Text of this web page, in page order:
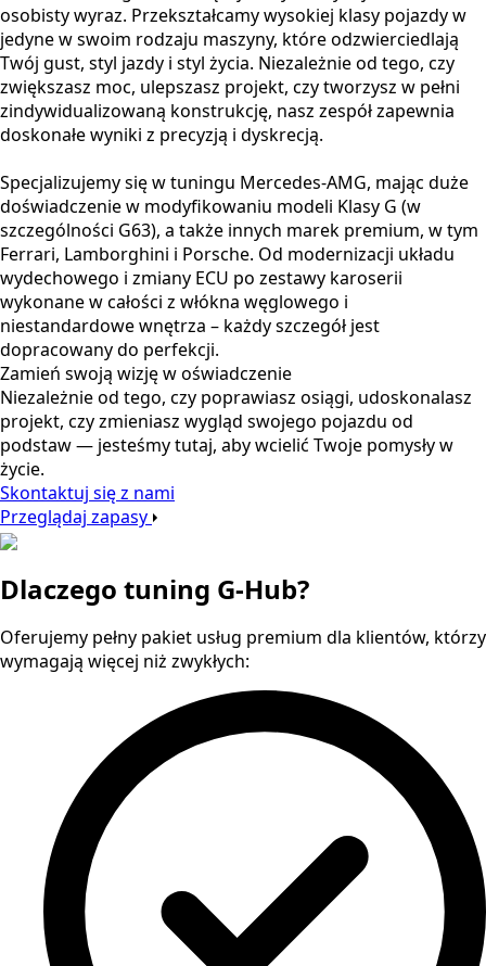
osobisty wyraz. Przekształcamy wysokiej klasy pojazdy w
jedyne w swoim rodzaju maszyny, które odzwierciedlają
Twój gust, styl jazdy i styl życia. Niezależnie od tego, czy
zwiększasz moc, ulepszasz projekt, czy tworzysz w pełni
zindywidualizowaną konstrukcję, nasz zespół zapewnia
doskonałe wyniki z precyzją i dyskrecją.
Specjalizujemy się w tuningu Mercedes-AMG, mając duże
doświadczenie w modyfikowaniu modeli Klasy G (w
szczególności G63), a także innych marek premium, w tym
Ferrari, Lamborghini i Porsche. Od modernizacji układu
wydechowego i zmiany ECU po zestawy karoserii
wykonane w całości z włókna węglowego i
niestandardowe wnętrza – każdy szczegół jest
dopracowany do perfekcji.
Zamień swoją wizję w oświadczenie
Niezależnie od tego, czy poprawiasz osiągi, udoskonalasz
projekt, czy zmieniasz wygląd swojego pojazdu od
podstaw — jesteśmy tutaj, aby wcielić Twoje pomysły w
życie.
Skontaktuj się z nami
Przeglądaj zapasy
Dlaczego tuning G-Hub?
Oferujemy pełny pakiet usług premium dla klientów, którzy
wymagają więcej niż zwykłych: